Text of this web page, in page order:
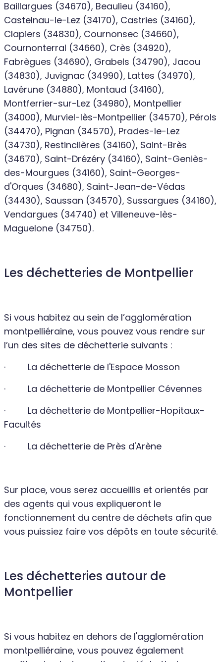
Baillargues (34670), Beaulieu (34160),
Castelnau-le-Lez (34170), Castries (34160),
Clapiers (34830), Cournonsec (34660),
Cournonterral (34660), Crès (34920),
Fabrègues (34690), Grabels (34790), Jacou
(34830), Juvignac (34990), Lattes (34970),
Lavérune (34880), Montaud (34160),
Montferrier-sur-Lez (34980), Montpellier
(34000), Murviel-lès-Montpellier (34570), Pérols
(34470), Pignan (34570), Prades-le-Lez
(34730), Restinclières (34160), Saint-Brès
(34670), Saint-Drézéry (34160), Saint-Geniès-
des-Mourgues (34160), Saint-Georges-
d'Orques (34680), Saint-Jean-de-Védas
(34430), Saussan (34570), Sussargues (34160),
Vendargues (34740) et Villeneuve-lès-
Maguelone (34750).
Les déchetteries de Montpellier
Si vous habitez au sein de l’agglomération
montpelliéraine, vous pouvez vous rendre sur
l’un des sites de déchetterie suivants :
· La déchetterie de l'Espace Mosson
· La déchetterie de Montpellier Cévennes
· La déchetterie de Montpellier-Hopitaux-
Facultés
· La déchetterie de Près d'Arène
Sur place, vous serez accueillis et orientés par
des agents qui vous expliqueront le
fonctionnement du centre de déchets afin que
vous puissiez faire vos dépôts en toute sécurité.
Les déchetteries autour de
Montpellier
Si vous habitez en dehors de l'agglomération
montpelliéraine, vous pouvez également